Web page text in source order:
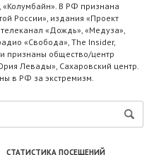
«Колумбайн». В РФ признана
России», издания «Проект
«Дождь», «Медуза»,
«Свобода», The Insider,
признаны общество/центр
Левады», Сахаровский центр.
в РФ за экстремизм.
СТАТИСТИКА ПОСЕЩЕНИЙ